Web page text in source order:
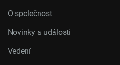
O společnosti
Novinky a události
Vedení